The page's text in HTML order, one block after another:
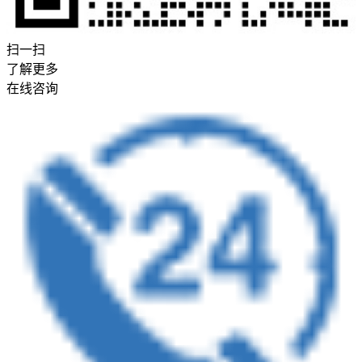
扫一扫
了解更多
在线咨询